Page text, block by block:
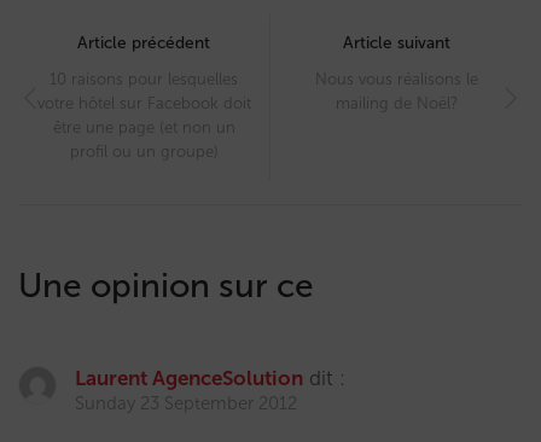
navigation
Article précédent
10 raisons pour lesquelles
votre hôtel sur Facebook doit
être une page (et non un
profil ou un groupe)
Article suivant
Nous vous réalisons le
mailing de Noël?
Une opinion sur ce
Laurent AgenceSolution dit :
Sunday 23 September 2012